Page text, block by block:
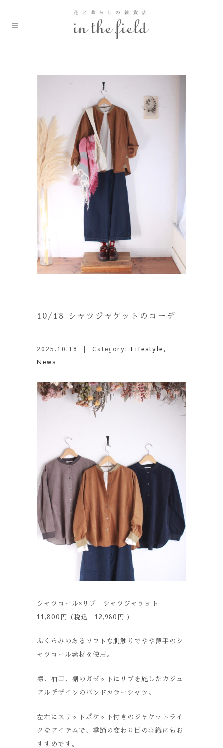
10/18 シャツジャケットのコーデ
2025.10.18 | Category: Lifestyle,
News
シャツコール×リブ シャツジャケット
11,800円 (税込 12,980円 )
ふくらみのあるソフトな肌触りでやや薄手のシ
ャツコール素材を使用。
襟、袖口、裾のガゼットにリブを施したカジュ
アルデザインのバンドカラーシャツ。
左右にスリットポケット付きのジャケットライ
クなアイテムで、季節の変わり目の羽織にもお
すすめです。